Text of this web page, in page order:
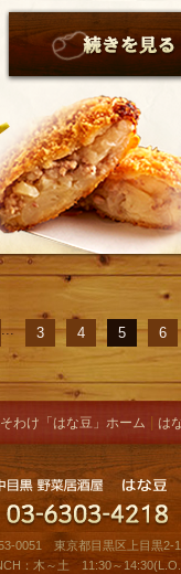
... 3 4 5 6
わけ「はな豆」ホーム は
0051 東京都目黒区上目黒2-
：木～土 11:30～